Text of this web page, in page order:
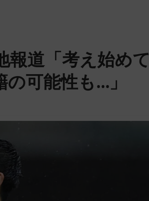
報道「考え始めて
可能性も…」